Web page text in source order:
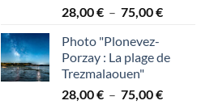
28,00€ – 75,00€Plage
28,00 €
75,00 €
Photo "Plonevez-
Porzay : La plage de
Trezmalaouen"
28,00€ – 75,00€Plage